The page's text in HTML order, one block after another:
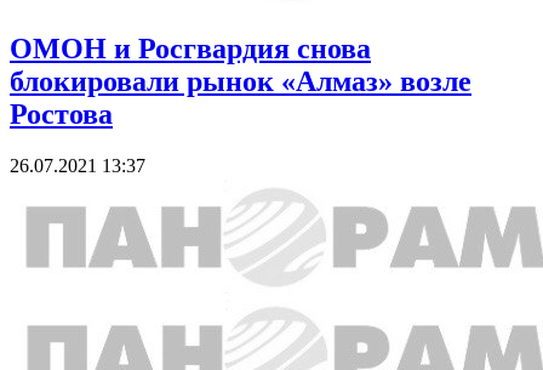
ОМОН и Росгвардия снова
блокировали рынок «Алмаз» возле
Ростова
26.07.2021 13:37